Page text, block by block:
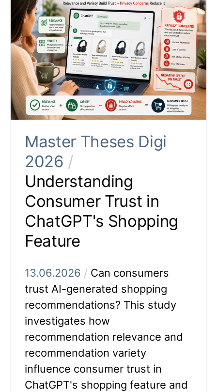
Master Theses Digi
2026 /
Understanding
Consumer Trust in
ChatGPT's Shopping
Feature
13.06.2026 / Can consumers
trust AI-generated shopping
recommendations? This study
investigates how
recommendation relevance and
recommendation variety
influence consumer trust in
ChatGPT's shopping feature and